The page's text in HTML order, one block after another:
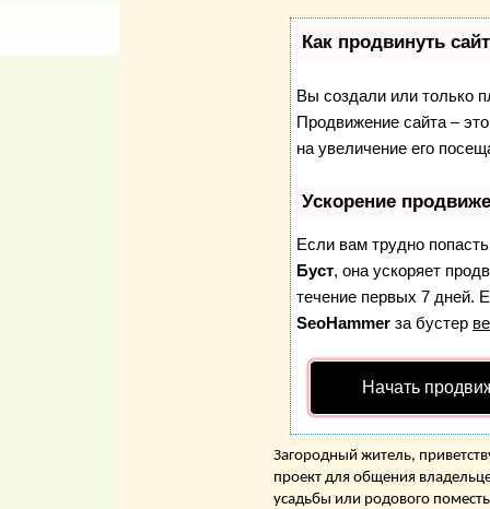
Как продвинуть
Вы создали или только
Продвижение сайта –
на увеличение его
Ускорение
Если вам трудно
Буст, она ускоряет
течение первых 7 дней.
SeoHammer за бустер
Начать
Загородный житель,
проект для общения
усадьбы или родового